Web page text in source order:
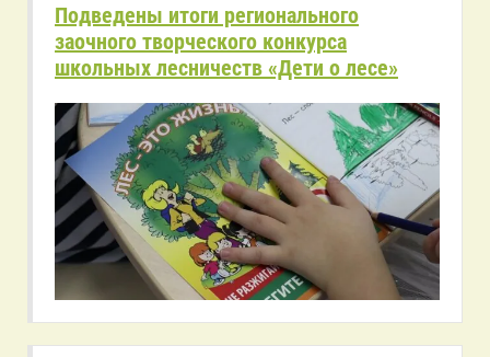
Подведены итоги регионального
заочного творческого конкурса
школьных лесничеств «Дети о лесе»